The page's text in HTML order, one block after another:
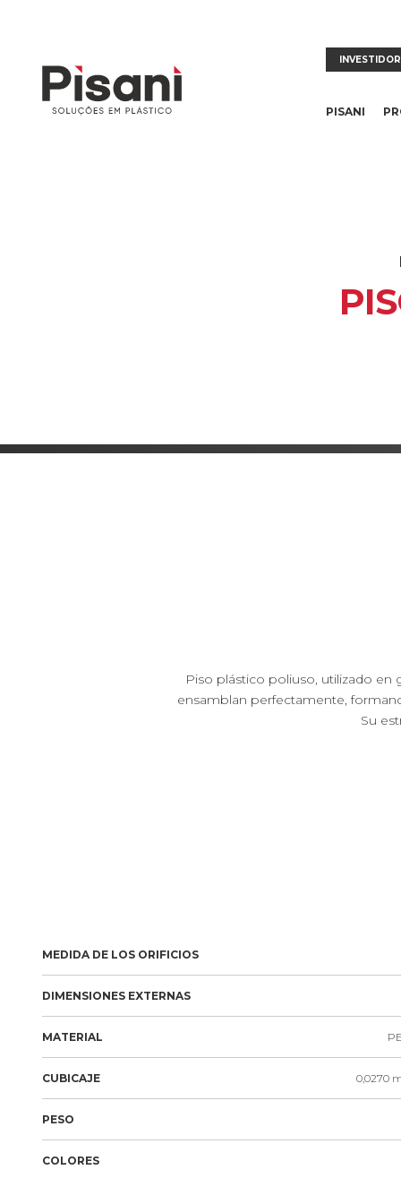
PISANI
Piso plástico poliuso, utilizado en
ensamblan perfectamente,
Su
MEDIDA DE LOS ORIFICIOS
DIMENSIONES EXTERNAS
MATERIAL
CUBICAJE 0,0270
PESO
COLORES